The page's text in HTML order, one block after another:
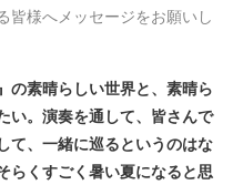
皆様へメッセージをお願いし
の素晴らしい世界と、素晴ら
い。演奏を通して、皆さんで
て、一緒に巡るというのはな
らくすごく暑い夏になると思